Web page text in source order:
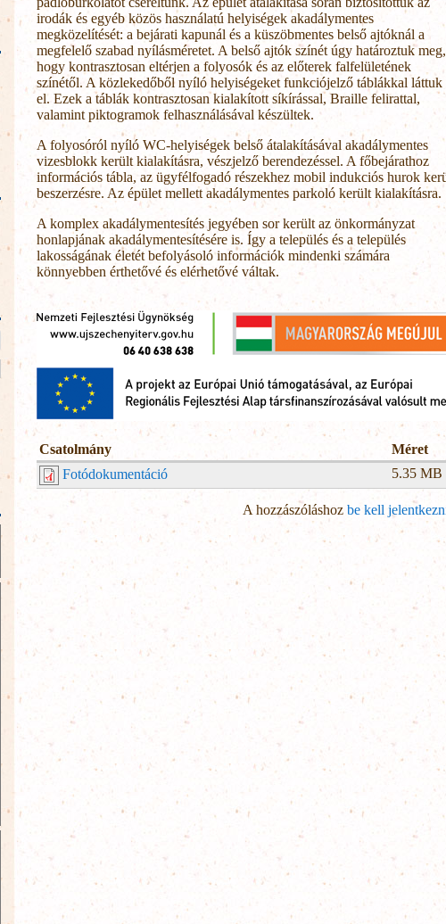
irodák és egyéb közös használatú helyiségek akadálymentes
megközelítését: a bejárati kapunál és a küszöbmentes belső ajtóknál a
megfelelő szabad nyílásméretet. A belső ajtók színét úgy határoztuk meg,
hogy kontrasztosan eltérjen a folyosók és az előterek falfelületének
színétől. A közlekedőből nyíló helyiségeket funkciójelző táblákkal láttuk
el. Ezek a táblák kontrasztosan kialakított síkírással, Braille felirattal,
valamint piktogramok felhasználásával készültek.
A folyosóról nyíló WC-helyiségek belső átalakításával akadálymentes
vizesblokk került kialakításra, vészjelző berendezéssel. A főbejárathoz
információs tábla, az ügyfélfogadó részekhez mobil indukciós hurok
beszerzésre. Az épület mellett akadálymentes parkoló került kialakításra.
A komplex akadálymentesítés jegyében sor került az önkormányzat
honlapjának akadálymentesítésére is. Így a település és a település
lakosságának életét befolyásoló információk mindenki számára
könnyebben érthetővé és elérhetővé váltak.
Csatolmány
Méret
Fotódokumentáció
5.35 MB
A hozzászóláshoz be kell